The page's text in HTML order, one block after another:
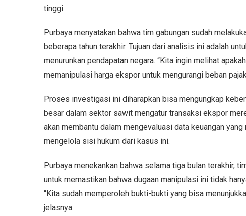
tinggi.
Purbaya menyatakan bahwa tim gabungan sudah
beberapa tahun terakhir. Tujuan dari analisis ini adalah
menurunkan pendapatan negara. “Kita ingin melihat
memanipulasi harga ekspor untuk mengurangi beban
Proses investigasi ini diharapkan bisa mengungkap
besar dalam sektor sawit mengatur transaksi ekspor
akan membantu dalam mengevaluasi data keuangan
mengelola sisi hukum dari kasus ini.
Purbaya menekankan bahwa selama tiga bulan terakhir,
untuk memastikan bahwa dugaan manipulasi ini tidak
“Kita sudah memperoleh bukti-bukti yang bisa
jelasnya.